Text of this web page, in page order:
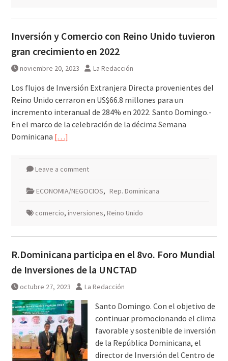
Inversión y Comercio con Reino Unido tuvieron
gran crecimiento en 2022
noviembre 20, 2023 La Redacción
Los flujos de Inversión Extranjera Directa provenientes del
Reino Unido cerraron en US$66.8 millones para un
incremento interanual de 284% en 2022. Santo Domingo.-
En el marco de la celebración de la décima Semana
Dominicana […]
Leave a comment
ECONOMIA/NEGOCIOS, Rep. Dominicana
comercio, inversiones, Reino Unido
R.Dominicana participa en el 8vo. Foro Mundial
de Inversiones de la UNCTAD
octubre 27, 2023 La Redacción
Santo Domingo. Con el objetivo de
continuar promocionando el clima
favorable y sostenible de inversión
de la República Dominicana, el
director de Inversión del Centro de